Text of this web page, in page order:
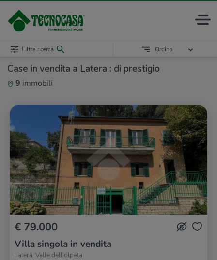
Case in vendita a Latera : di prestigio
9 immobili
Filtra ricerca Ordina
€ 79.000
Villa singola in vendita
Latera, Valle dell'olpeta